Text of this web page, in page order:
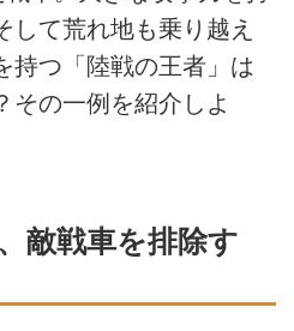
して荒れ地も乗り越え
持つ「陸戦の王者」は
その一例を紹介しよ
敵戦車を排除す